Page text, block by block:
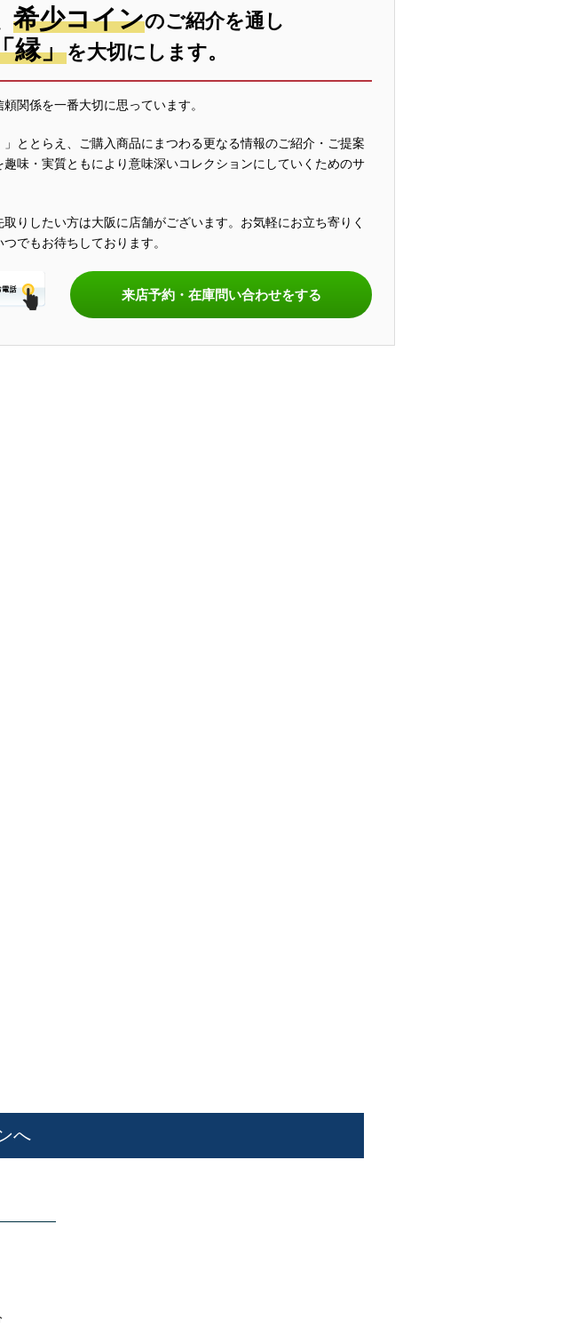
希少コインのご紹介を通し
縁」を大切にします。
関係を一番大切に思っています。
ととらえ、ご購入商品にまつわる更なる情報のご紹介・ご提案
味・実質ともにより意味深いコレクションにしていくためのサ
りしたい方は大阪に店舗がございます。お気軽にお立ち寄りく
でもお待ちしております。
来店予約・在庫問い合わせをする
へ